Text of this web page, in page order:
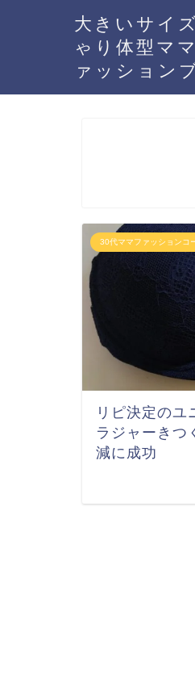
大きいサイ
ゃり体型マ
ァッション
30代ママファッションコ
リピ決定のユ
ラジャーきつ
減に成功